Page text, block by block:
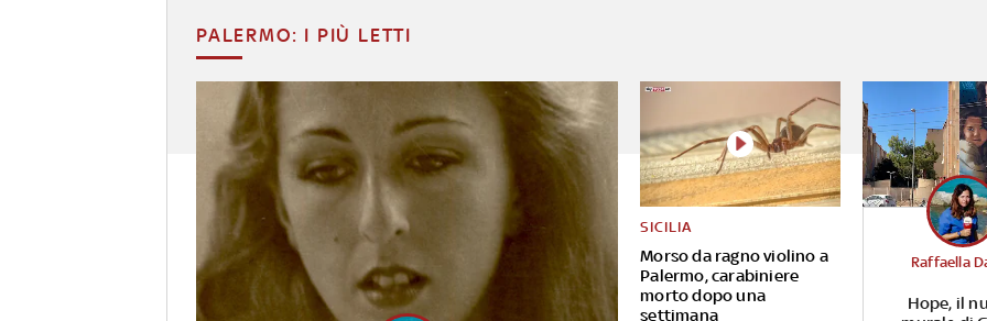
PALERMO: I PIÙ LETTI
Morso da ragno violino a
Palermo, carabiniere
morto dopo una
settimana
SICILIA
Hope, il
Raffaella